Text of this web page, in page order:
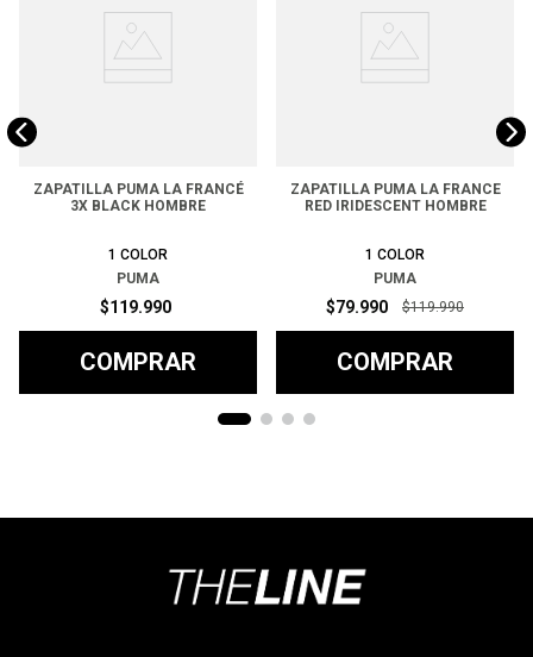
ZAPATILLA PUMA LA FRANCÉ
3X BLACK HOMBRE
1 COLOR
PUMA
$119.990
COMPRAR
ZAPATILLA PUMA LA FRANCE
RED IRIDESCENT HOMBRE
1 COLOR
PUMA
$79.990 $119.990
COMPRAR